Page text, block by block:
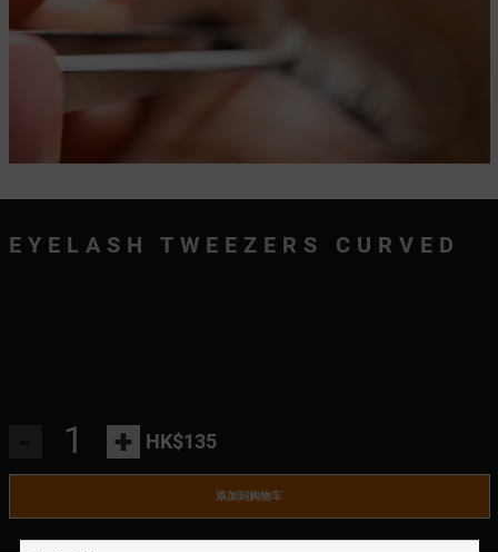
EYELASH TWEEZERS CURVED
+ HK$135
添加到购物车